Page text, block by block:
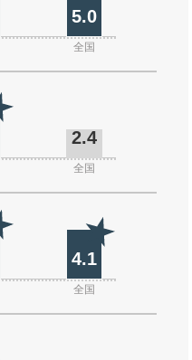
5.0
全国
2.4
全国
4.1
全国